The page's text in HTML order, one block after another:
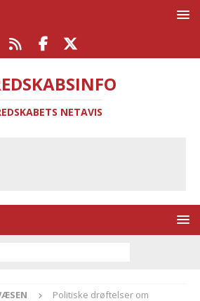
NETAVIS
Politiske drøftelser om